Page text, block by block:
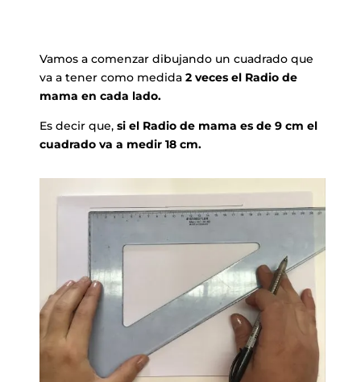
Vamos a comenzar dibujando un cuadrado que
va a tener como medida 2 veces el Radio de
mama en cada lado.
Es decir que,si el Radio de mama es de 9 cm el
cuadrado va a medir 18 cm.